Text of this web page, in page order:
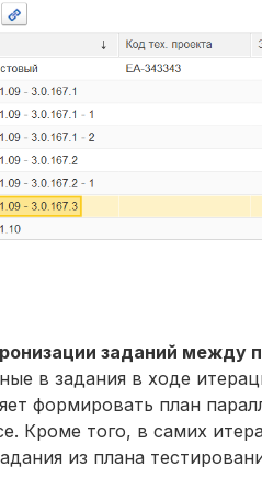
заданий между
в задания в ходе
формировать план
Кроме того, в самих
из плана